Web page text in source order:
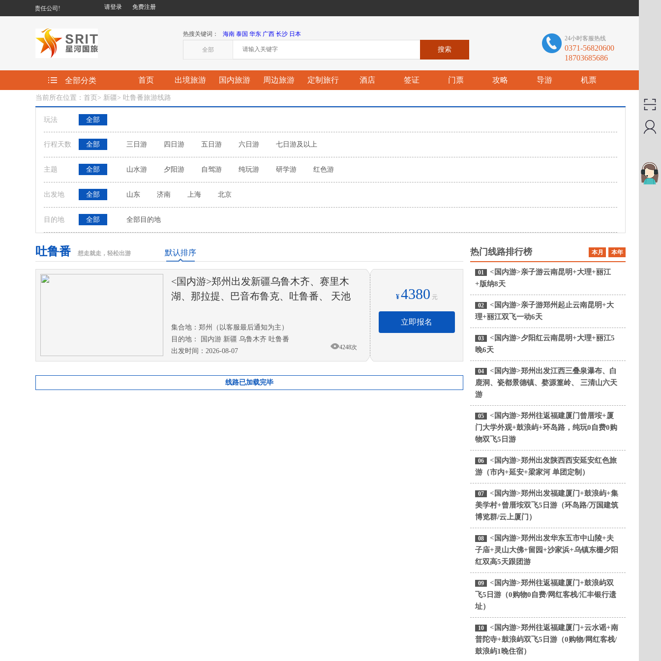
行社有限责任公司! 请登录 免费注册
热搜关键词： 海南 泰国 华东 广西 长沙 日本
全部
24小时客服热线
0371-56820600
18703685686
全部分类 首页 出境旅游 国内旅游 周边旅游 定制旅行 酒店 签证 门票 攻略 导游 机票
当前所在位置：首页 > 新疆> 吐鲁番旅游线路
玩法 全部
行程天数 全部 三日游 四日游 五日游 六日游 七日游及以上
主题 全部 山水游 夕阳游 自驾游 纯玩游 研学游 红色游
出发地 全部 山东 济南 上海 北京
目的地 全部 全部目的地
吐鲁番 想走就走，轻松出游 默认排序
<国内游>郑州出发新疆乌鲁木齐、赛里木
湖、那拉提、巴音布鲁克、吐鲁番、 天池
集合地：郑州（以客服最后通知为主）
目的地： 国内游 新疆 乌鲁木齐 吐鲁番
出发时间：2026-08-07
4248次
¥ 4380 元
立即报名
线路已加载完毕
热门线路排行榜 本月 本年
01
<国内游>亲子游云南昆明+大理+丽江
+版纳8天
02
<国内游>亲子游郑州起止云南昆明+大
理+丽江双飞一动6天
03
<国内游>夕阳红云南昆明+大理+丽江5
晚6天
04
<国内游>郑州出发江西三叠泉瀑布、白
鹿洞、瓷都景德镇、婺源篁岭、 三清山六天
游
05
<国内游>郑州往返福建厦门曾厝垵+厦
门大学外观+鼓浪屿+环岛路，纯玩0自费0购
物双飞5日游
06
<国内游>郑州出发陕西西安延安红色旅
游（市内+延安+梁家河 单团定制）
07
<国内游>郑州出发福建厦门+鼓浪屿+集
美学村+曾厝垵双飞5日游（环岛路/万国建筑
博览群/云上厦门）
08
<国内游>郑州出发华东五市中山陵+夫
子庙+灵山大佛+留园+沙家浜+乌镇东栅夕阳
红双高5天跟团游
09
<国内游>郑州往返福建厦门+鼓浪屿双
飞5日游（0购物0自费/网红客栈/汇丰银行遗
址）
10
<国内游>郑州往返福建厦门+云水谣+南
普陀寺+鼓浪屿双飞5日游（0购物/网红客栈/
鼓浪屿1晚住宿）